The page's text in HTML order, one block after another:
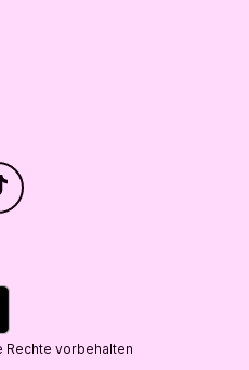
Rechte vorbehalten